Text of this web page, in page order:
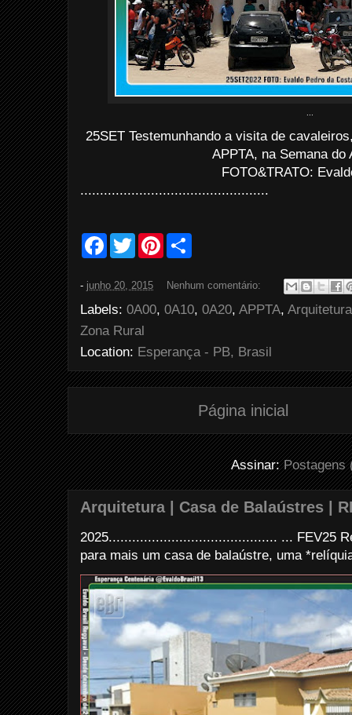
25SET Testemunhando a visita de
APPTA, na Semana do
FOTO&TRATO:
................................................
F
b
o
k
T
w
t
r
P
e
e
e
- junho 20, 2015 Nenhum comentário:
Labels: 0A00, 0A10, 0A20, APPTA, Arquitetura
Zona Rural
Location: Esperança - PB, Brasil
Página inicial
Assinar:Postagens
Arquitetura | Casa de Balaústres |
2025........................................... ... FEV25
para mais um casa de balaústre, uma